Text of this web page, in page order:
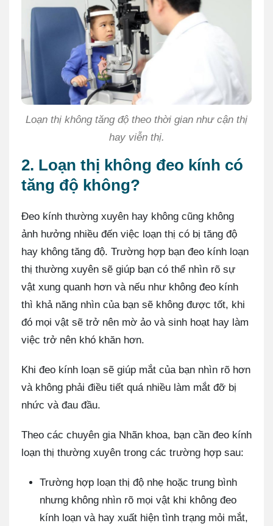
Loạn thị không tăng độ theo thời gian như cận thị
hay viễn thị.
2. Loạn thị không đeo kính có
tăng độ không?
Đeo kính thường xuyên hay không cũng không
ảnh hưởng nhiều đến việc loạn thị có bị tăng độ
hay không tăng độ. Trường hợp bạn đeo kính loạn
thị thường xuyên sẽ giúp bạn có thể nhìn rõ sự
vật xung quanh hơn và nếu như không đeo kính
thì khả năng nhìn của bạn sẽ không được tốt, khi
đó mọi vật sẽ trở nên mờ ảo và sinh hoạt hay làm
việc trở nên khó khăn hơn.
Khi đeo kính loạn sẽ giúp mắt của bạn nhìn rõ hơn
và không phải điều tiết quá nhiều làm mắt đỡ bị
nhức và đau đầu.
Theo các chuyên gia Nhãn khoa, bạn cần đeo kính
loạn thị thường xuyên trong các trường hợp sau:
Trường hợp loạn thị độ nhẹ hoặc trung bình
nhưng không nhìn rõ mọi vật khi không đeo
kính loạn và hay xuất hiện tình trạng mỏi mắt,